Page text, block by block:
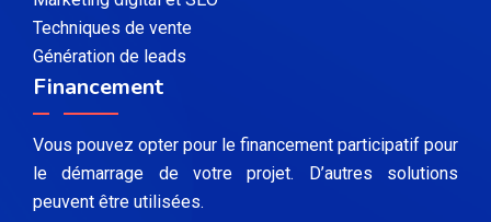
Techniques de vente
Génération de leads
Financement
Vous pouvez opter pour le financement participatif pour
le démarrage de votre projet. D’autres solutions
peuvent être utilisées.